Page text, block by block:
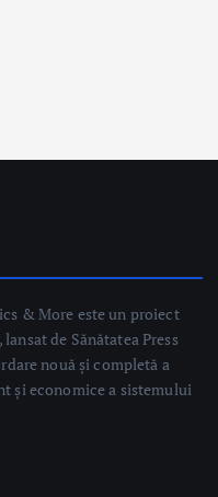
și economice a sistemului